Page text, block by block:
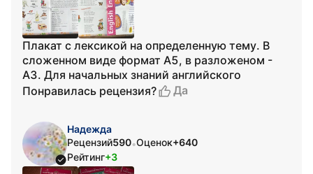
Плакат с лексикой на определенную тему. В
сложенном виде формат А5, в разложеном -
А3. Для начальных знаний английского
Понравилась рецензия?
Да
Надежда
Рецензий590•Оценок+640
Рейтинг+3